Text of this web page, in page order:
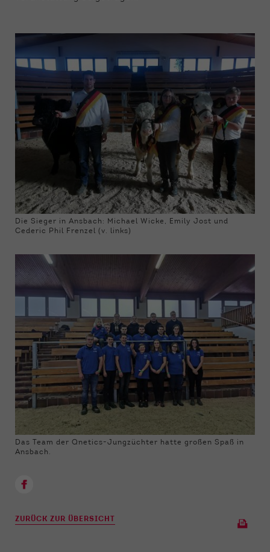
Die Sieger in Ansbach: Michael Wicke, Emily Jost und
Cederic Phil Frenzel (v. links)
Das Team der Qnetics-Jungzüchter hatte großen Spaß in
Ansbach.
ZURÜCK ZUR ÜBERSICHT